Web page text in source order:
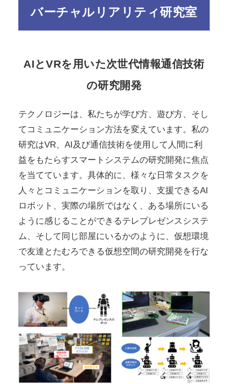
バーチャルリアリティ研究室
AIとVRを用いた次世代情報通信技術
の研究開発
テクノロジーは、私たちが学び方、遊び方、そし
てコミュニケーション方法を変えています。私の
研究はVR、AI及び通信技術を使用して人間に利
益をもたらすスマートシステムの研究開発に焦点
を当てています。具体的に、様々な日常タスクを
人々とコミュニケーションを取り、支援できるAI
ロボット、実際の場所ではなく、ある場所にいる
ように感じることができるテレプレゼンスシステ
ム、そして同じ部屋にいるかのように、仮想環境
で友達とたむろできる仮想空間の研究開発を行な
っています。